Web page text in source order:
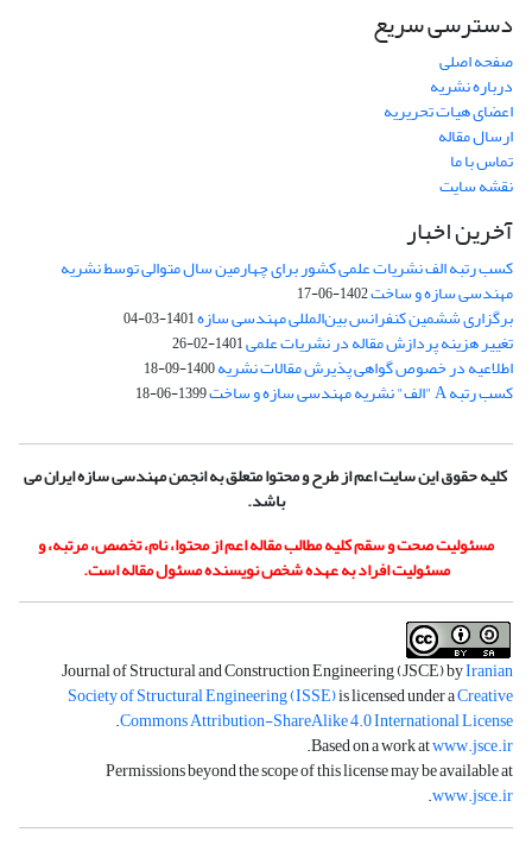
دسترسی سریع
صفحه اصلی
درباره نشریه
اعضای هیات تحریریه
ارسال مقاله
تماس با ما
نقشه سایت
آخرین اخبار
کسب رتبه الف نشریات علمی کشور برای چهارمین سال متوالی توسط نشریه
مهندسی سازه و ساخت1402-06-17
برگزاری ششمین کنفرانس بین‌المللی مهندسی سازه1401-03-04
تغییر هزینه پردازش مقاله در نشریات علمی1401-02-26
اطلاعیه در خصوص گواهی پذیرش مقالات نشریه1400-09-18
کسب رتبه A "الف" نشریه مهندسی سازه و ساخت 1399-06-18
کلیه حقوق این سایت اعم از طرح و محتوا متعلق به انجمن مهندسی سازه ایران می
باشد.
مسئولیت صحت و سقم کلیه مطالب مقاله اعم از محتوا، نام، تخصص، مرتبه، و
مسئولیت افراد به عهده شخص نویسنده مسئول مقاله است.
Journal of Structural and Construction Engineering (JSCE) byIranian
Society of Structural Engineering (ISSE)is licensed under aCreative
Commons Attribution-ShareAlike 4.0 International License
.
Based on a work atwww.jsce.ir
.
Permissions beyond the scope of this license may be available at
www.jsce.ir
.